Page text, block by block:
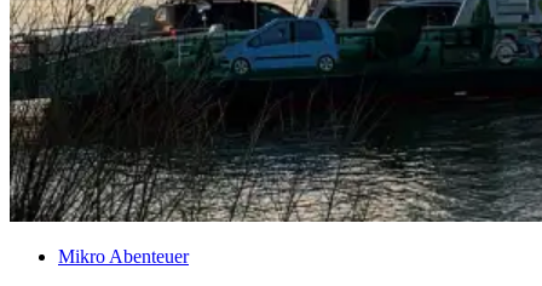
Mikro Abenteuer